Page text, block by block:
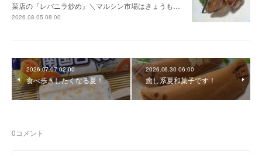
菜店の『レバニラ炒め』＼マルシン市場はきょうも…
2026.08.05 08:00
2026.07.07 02:00
食べ歩きしたくなる夏！
2026.06.30 06:00
癒し系夏和菓子です！
0コメント